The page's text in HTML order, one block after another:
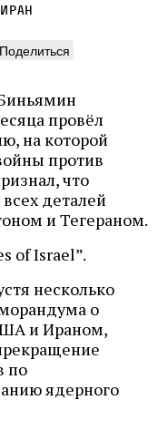
Иран
Поделиться
провёл
на которой
против
что
деталей
и Тегераном.
of Israel”.
несколько
о
и Ираном,
по
ядерного